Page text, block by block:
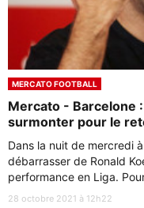
MERCATO FOOTBALL
Mercato - Barcelone
surmonter pour le
Dans la nuit de mercredi
débarrasser de Ronald
performance en Liga.
28 octobre 2021 à 12h22